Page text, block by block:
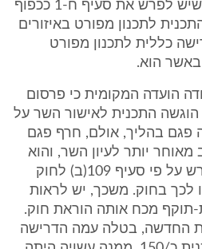
מפורטות נוספות. מכאן, שיש לפרש את סעיף ח-1 ככפוף
לתכנון מפורט באיזורים
כללית לתכנון מפורט
באשר הוא.
הועדה המקומית כי פרסום
התכנית לאישור השר על
מהווה פגם בהליך, אולם, חרף פגם
יותר לעיון השר, והוא
לא נתן את החלטתו כנדרש על פי סעיף 109(ב) לחוק
לכך בחוק. משכך, יש לראות
מכח אותה הוראת חוק.
החדשה, בטלה עמה הדרישה